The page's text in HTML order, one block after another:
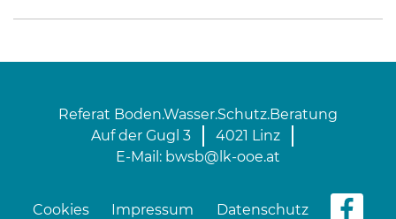
Referat Boden.Wasser.Schutz.Beratung
Auf der Gugl 3
4021 Linz
E-Mail: bwsb@lk-ooe.at
Cookies Impressum Datenschutz